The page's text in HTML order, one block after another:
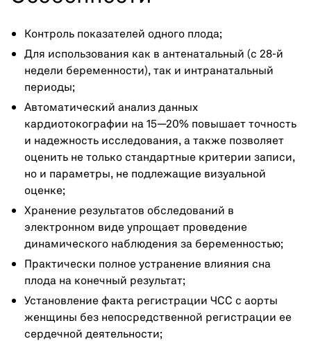
Контроль показателей одного плода;
Для использования как в антенатальный (с 28-й
недели беременности), так и интранатальный
периоды;
Автоматический анализ данных
кардиотокографии на 15—20% повышает точность
и надежность исследования, а также позволяет
оценить не только стандартные критерии записи,
но и параметры, не подлежащие визуальной
оценке;
Хранение результатов обследований в
электронном виде упрощает проведение
динамического наблюдения за беременностью;
Практически полное устранение влияния сна
плода на конечный результат;
Установление факта регистрации ЧСС с аорты
женщины без непосредственной регистрации ее
сердечной деятельности;